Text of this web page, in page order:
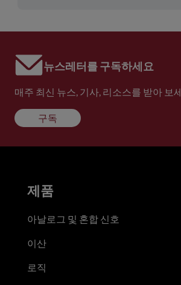
뉴스레터를 구독하세요
매주 최신 뉴스, 기사, 리소스를 받아 보
구독
제품
아날로그 및 혼합 신호
이산
로직